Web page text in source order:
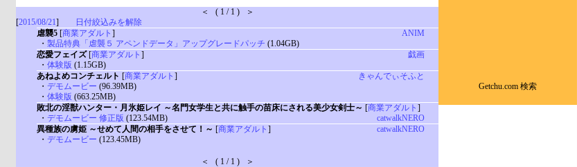
Getchu.com 検索
＜ ( 1 / 1 ) ＞
[2015/08/21]
日付絞込みを解除
虐襲5 [商業アダルト ]
ANIM
・ 製品特典「虐襲５ アペンドデータ」アップグレードパッチ (1.04GB)
恋愛フェイズ[商業アダルト ]
戯画
・ 体験版 (1.15GB)
あねよめコンチェルト [商業アダルト ]
きゃんでぃそふと
・ デモムービー (96.39MB)
・ 体験版 (663.25MB)
敗北の淫獣ハンター・月氷姫レイ ～名門女学生と共に触手の苗床にされる美少女剣士～ [商業アダルト ]
catwalkNERO
・ デモムービー 修正版 (123.54MB)
異種族の虜姫 ～せめて人間の相手をさせて！～ [商業アダルト ]
catwalkNERO
・ デモムービー (123.45MB)
＜ ( 1 / 1 ) ＞